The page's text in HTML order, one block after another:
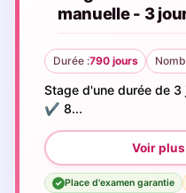
manuelle - 3
Durée :790 jours
Stage d'une durée de
✔️ 8...
✓ Place d'examen garantie